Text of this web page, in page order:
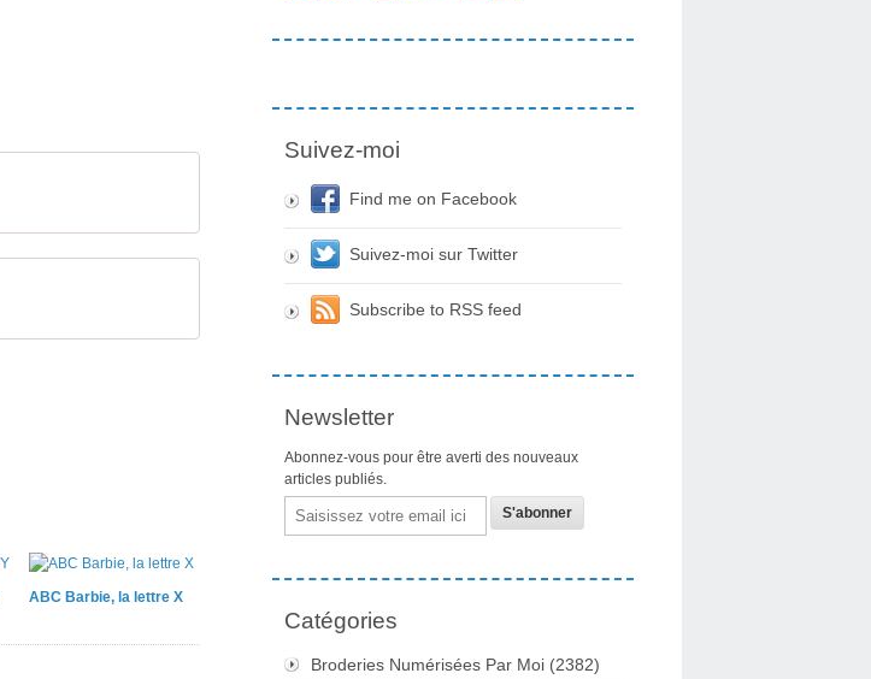
ABC Barbie, la lettre X
Suivez-moi
Find me on Facebook
Suivez-moi sur Twitter
Subscribe to RSS feed
Newsletter
Abonnez-vous pour être averti des nouveaux
articles publiés.
Email
Catégories
Broderies Numérisées Par Moi (2382)